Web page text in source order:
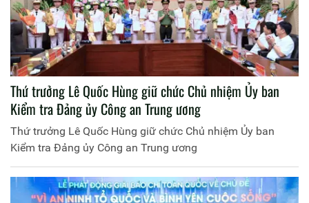
Thứ trưởng Lê Quốc Hùng giữ chức Chủ nhiệm Ủy ban
Kiểm tra Đảng ủy Công an Trung ương
Thứ trưởng Lê Quốc Hùng giữ chức Chủ nhiệm Ủy ban
Kiểm tra Đảng ủy Công an Trung ương